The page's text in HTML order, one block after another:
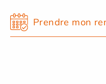
Prendre mon